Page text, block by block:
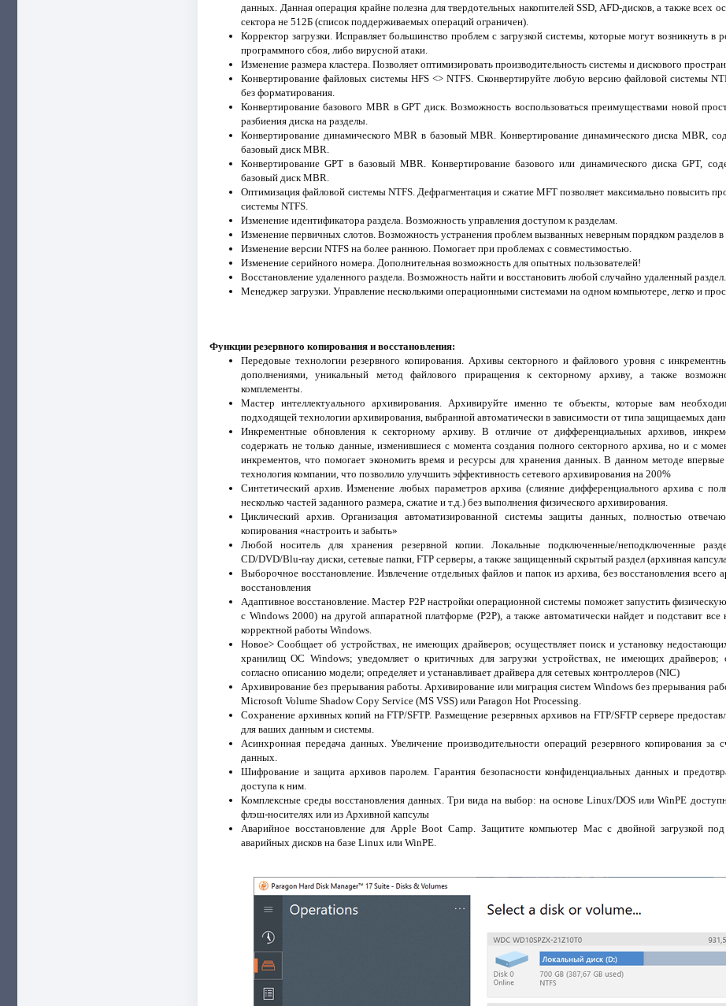
данных. Данная операция крайне полезна для твердотельных накопителей SSD, AFD-дисков, а также всех
сектора не 512Б (список поддерживаемых операций ограничен).
Корректор загрузки. Исправляет большинство проблем с загрузкой системы, которые могут возникнуть в
программного сбоя, либо вирусной атаки.
Изменение размера кластера. Позволяет оптимизировать производительность системы и дискового
Конвертирование файловых системы HFS <> NTFS. Сконвертируйте любую версию файловой системы
без форматирования.
Конвертирование базового MBR в GPT диск. Возможность воспользоваться преимуществами новой
разбиения диска на разделы.
Конвертирование динамического MBR в базовый MBR. Конвертирование динамического диска MBR,
базовый диск MBR.
Конвертирование GPT в базовый MBR. Конвертирование базового или динамического диска GPT,
базовый диск MBR.
Оптимизация файловой системы NTFS. Дефрагментация и сжатие MFT позволяет максимально повысить
системы NTFS.
Изменение идентификатора раздела. Возможность управления доступом к разделам.
Изменение первичных слотов. Возможность устранения проблем вызванных неверным порядком разделов в
Изменение версии NTFS на более раннюю. Помогает при проблемах с совместимостью.
Изменение серийного номера. Дополнительная возможность для опытных пользователей!
Восстановление удаленного раздела. Возможность найти и восстановить любой случайно удаленный раздел.
Менеджер загрузки. Управление несколькими операционными системами на одном компьютере, легко и
Функции резервного копирования и восстановления:
Передовые технологии резервного копирования. Архивы секторного и файлового уровня с
дополнениями, уникальный метод файлового приращения к секторному архиву, а также
комплементы.
Мастер интеллектуального архивирования. Архивируйте именно те объекты, которые вам
подходящей технологии архивирования, выбранной автоматически в зависимости от типа защищаемых
Инкрементные обновления к секторному архиву. В отличие от дифференциальных архивов,
содержать не только данные, изменившиеся с момента создания полного секторного архива, но и с
инкрементов, что помогает экономить время и ресурсы для хранения данных. В данном методе
технология компании, что позволило улучшить эффективность сетевого архивирования на 200%
Синтетический архив. Изменение любых параметров архива (слияние дифференциального архива с
несколько частей заданного размера, сжатие и т.д.) без выполнения физического архивирования.
Циклический архив. Организация автоматизированной системы защиты данных, полностью
копирования «настроить и забыть»
Любой носитель для хранения резервной копии. Локальные подключенные/неподключенные
CD/DVD/Blu-ray диски, сетевые папки, FTP серверы, а также защищенный скрытый раздел (архивная
Выборочное восстановление. Извлечение отдельных файлов и папок из архива, без восстановления
восстановления
Адаптивное восстановление. Мастер P2P настройки операционной системы поможет запустить
с Windows 2000) на другой аппаратной платформе (P2P), а также автоматически найдет и подставит
корректной работы Windows.
Новое> Сообщает об устройствах, не имеющих драйверов; осуществляет поиск и установку
хранилищ ОС Windows; уведомляет о критичных для загрузки устройствах, не имеющих драйверов;
согласно описанию модели; определяет и устанавливает драйвера для сетевых контроллеров (NIC)
Архивирование без прерывания работы. Архивирование или миграция систем Windows без прерывания
Microsoft Volume Shadow Copy Service (MS VSS) или Paragon Hot Processing.
Сохранение архивных копий на FTP/SFTP. Размещение резервных архивов на FTP/SFTP сервере
для ваших данным и системы.
Асинхронная передача данных. Увеличение производительности операций резервного копирования за
данных.
Шифрование и защита архивов паролем. Гарантия безопасности конфиденциальных данных и
доступа к ним.
Комплексные среды восстановления данных. Три вида на выбор: на основе Linux/DOS или WinPE
флэш-носителях или из Архивной капсулы
Аварийное восстановление для Apple Boot Camp. Защитите компьютер Mac с двойной загрузкой
аварийных дисков на базе Linux или WinPE.